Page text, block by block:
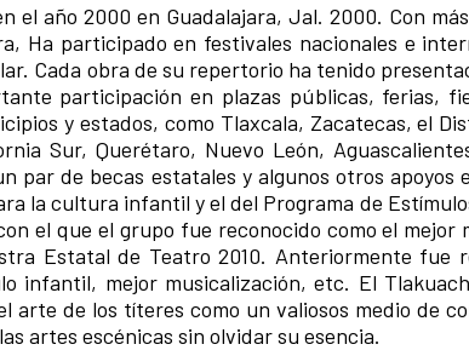
el año 2000 en Guadalajara, Jal. 2000. Con
Ha participado en festivales nacionales e
Cada obra de su repertorio ha tenido
participación en plazas públicas, ferias,
y estados, como Tlaxcala, Zacatecas, el
Sur, Querétaro, Nuevo León,
par de becas estatales y algunos otros apoyos
la cultura infantil y el del Programa de
el que el grupo fue reconocido como el
Estatal de Teatro 2010. Anteriormente fue
infantil, mejor musicalización, etc. El
arte de los títeres como un valiosos medio de
artes escénicas sin olvidar su esencia.